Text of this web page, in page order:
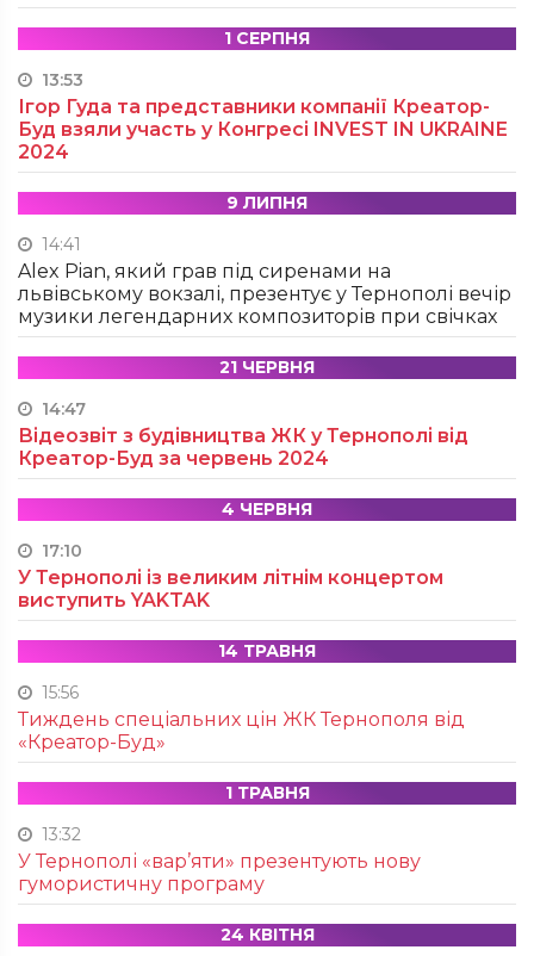
1 СЕРПНЯ
13:53
Ігор Гуда та представники компанії Креатор-
Буд взяли участь у Конгресі INVEST IN UKRAINE
2024
9 ЛИПНЯ
14:41
Alex Pian, який грав під сиренами на
львівському вокзалі, презентує у Тернополі вечір
музики легендарних композиторів при свічках
21 ЧЕРВНЯ
14:47
Відеозвіт з будівництва ЖК у Тернополі від
Креатор-Буд за червень 2024
4 ЧЕРВНЯ
17:10
У Тернополі із великим літнім концертом
виступить YAKTAK
14 ТРАВНЯ
15:56
Тиждень спеціальних цін ЖК Тернополя від
«Креатор-Буд»
1 ТРАВНЯ
13:32
У Тернополі «вар’яти» презентують нову
гумористичну програму
24 КВІТНЯ